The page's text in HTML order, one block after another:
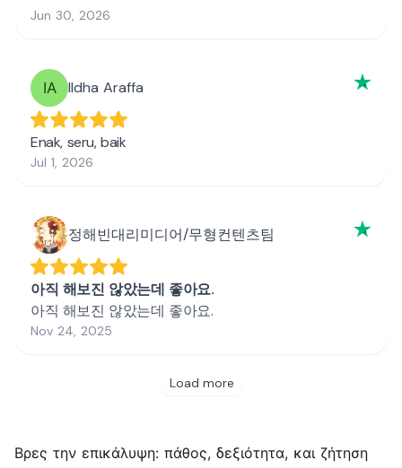
Βρες την επικάλυψη: πάθος, δεξιότητα, και ζήτηση